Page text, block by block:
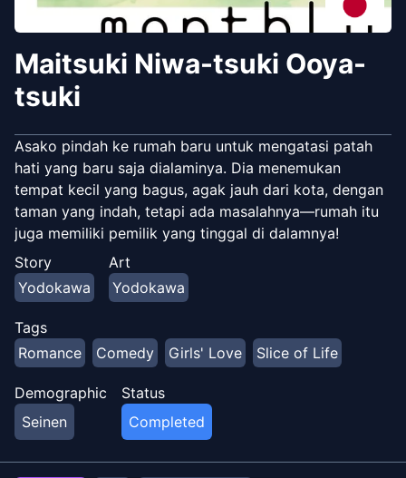
Maitsuki Niwa-tsuki Ooya-
tsuki
Asako pindah ke rumah baru untuk mengatasi patah
hati yang baru saja dialaminya. Dia menemukan
tempat kecil yang bagus, agak jauh dari kota, dengan
taman yang indah, tetapi ada masalahnya—rumah itu
juga memiliki pemilik yang tinggal di dalamnya!
Story
Yodokawa
Art
Yodokawa
Tags
Romance
Comedy Girls' Love Slice of Life
Demographic
Seinen
Status
Completed